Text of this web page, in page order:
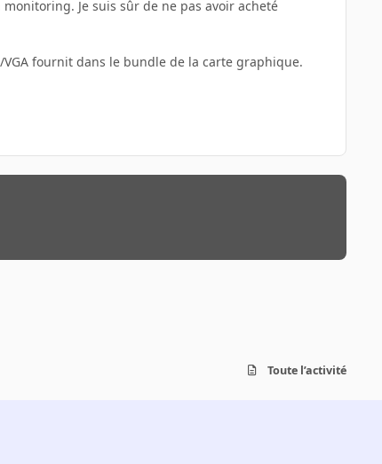
Je suis sûr de ne pas avoir acheté
fournit dans le bundle de la carte graphique.
Toute l’activité